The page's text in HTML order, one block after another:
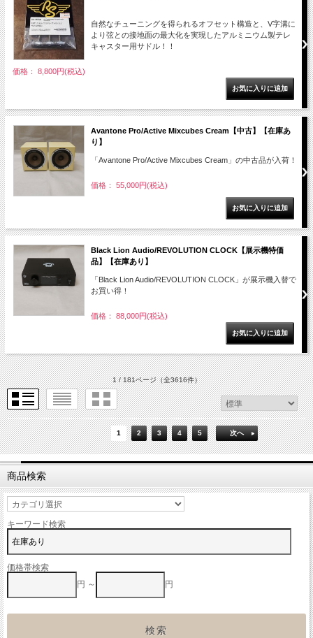
自然なチューニングを得られるオフセット構造と、V字溝に
より弦との接地面の最大化を実現したアルミニウム製テレ
キャスター用サドル！！
価格： 8,800円(税込)
Avantone Pro/Active Mixcubes Cream【中古】【在庫あ
り】
「Avantone Pro/Active Mixcubes Cream」の中古品が入荷！
価格： 55,000円(税込)
Black Lion Audio/REVOLUTION CLOCK【展示機特価
品】【在庫あり】
「Black Lion Audio/REVOLUTION CLOCK」が展示機入替で
お買い得！
価格： 88,000円(税込)
1 / 181ページ（全3616件）
1 2 3 4 5 次へ
商品検索
キーワード検索
価格帯検索
円 ～
円